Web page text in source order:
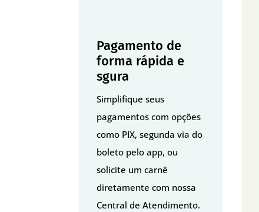
Pagamento de
forma rápida e
sgura
Simplifique seus
pagamentos com opções
como PIX, segunda via do
boleto pelo app, ou
solicite um carnê
diretamente com nossa
Central de Atendimento.